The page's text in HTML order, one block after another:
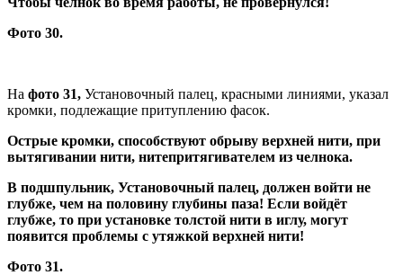
Фото 30.
На фото 31, Установочный палец, красными линиями, указал
кромки, подлежащие притуплению фасок.
Острые кромки, способствуют обрыву верхней нити, при
вытягивании нити, нитепритягивателем из челнока.
В подшпульник, Установочный палец, должен войти не
глубже, чем на половину глубины паза! Если войдёт
глубже, то при установке толстой нити в иглу, могут
появится проблемы с утяжкой верхней нити!
Фото 31.